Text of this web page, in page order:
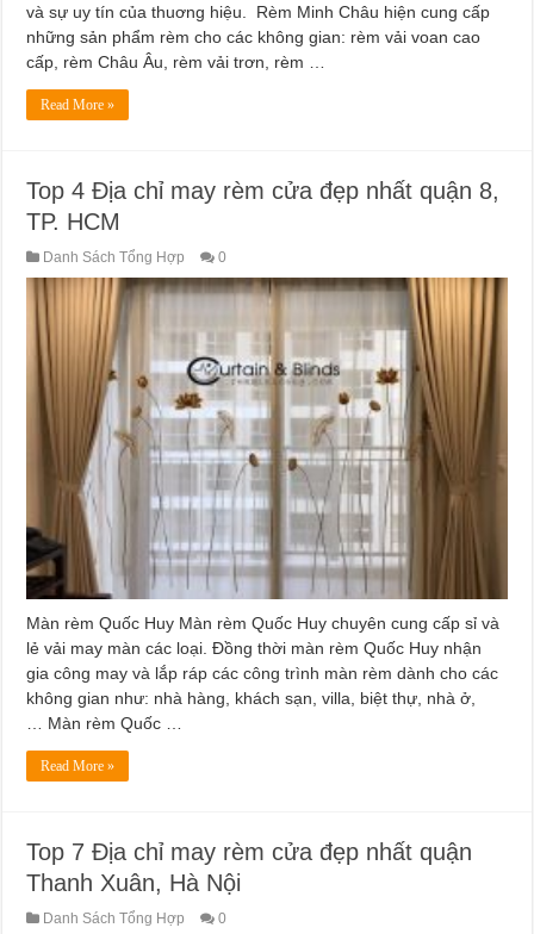
và sự uy tín của thuơng hiệu. Rèm Minh Châu hiện cung cấp
những sản phẩm rèm cho các không gian: rèm vải voan cao
cấp, rèm Châu Âu, rèm vải trơn, rèm …
Read More »
Top 4 Địa chỉ may rèm cửa đẹp nhất quận 8,
TP. HCM
Danh Sách Tổng Hợp 0
Màn rèm Quốc Huy Màn rèm Quốc Huy chuyên cung cấp sỉ và
lẻ vải may màn các loại. Đồng thời màn rèm Quốc Huy nhận
gia công may và lắp ráp các công trình màn rèm dành cho các
không gian như: nhà hàng, khách sạn, villa, biệt thự, nhà ở,
… Màn rèm Quốc …
Read More »
Top 7 Địa chỉ may rèm cửa đẹp nhất quận
Thanh Xuân, Hà Nội
Danh Sách Tổng Hợp 0